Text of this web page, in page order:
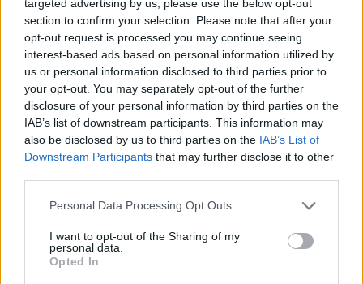
targeted advertising by us, please use the below opt-out
section to confirm your selection. Please note that after your
opt-out request is processed you may continue seeing
interest-based ads based on personal information utilized by
us or personal information disclosed to third parties prior to
your opt-out. You may separately opt-out of the further
disclosure of your personal information by third parties on the
IAB’s list of downstream participants. This information may
also be disclosed by us to third parties on the IAB’s List of
Downstream Participants that may further disclose it to other
Personal Data Processing Opt Outs
I want to opt-out of the Sharing of my
personal data.
Opted In
Μεταπροπονητική πείνα: Ο λόγος
που θέλεις να καταβροχθίσεις τα
πάντα μετά την άσκηση
27 Φεβρουαρίου 2026
Ωρίων – Σπάνια νοσήματα
συνδέονται με μνημεία που
27 Φεβρουαρίου 2026
Γεωργιάδης: Πολλαπλά οφέλη από
τη συνεργασία δημοσίου και